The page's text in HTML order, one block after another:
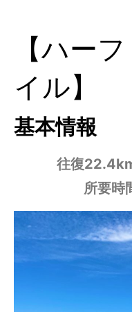
【ハー
イル】
基本情報
往復
所要時